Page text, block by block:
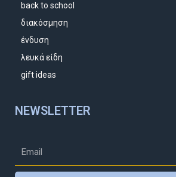
back to school
διακόσμηση
ένδυση
λευκά είδη
gift ideas
NEWSLETTER